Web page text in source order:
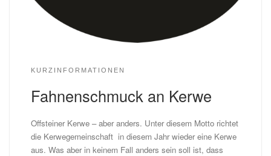
KURZINFORMATIONEN
Fahnenschmuck an Kerwe
Offsteiner Kerwe – aber anders. Unter diesem Motto richtet
die Kerwegemeinschaft in diesem Jahr wieder eine Kerwe
aus. Was aber in keinem Fall anders sein soll ist, dass